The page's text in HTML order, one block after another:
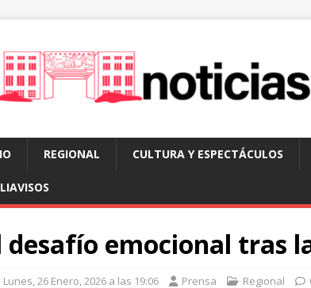
REGIONAL CULTURA Y ESPECTÁCULOS
desafío emocional tras
Lunes, 26 Enero, 2026 a las 19:06 Prensa Regional